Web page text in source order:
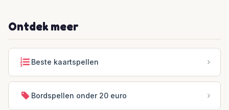
Ontdek meer
Beste kaartspellen
Bordspellen onder 20 euro